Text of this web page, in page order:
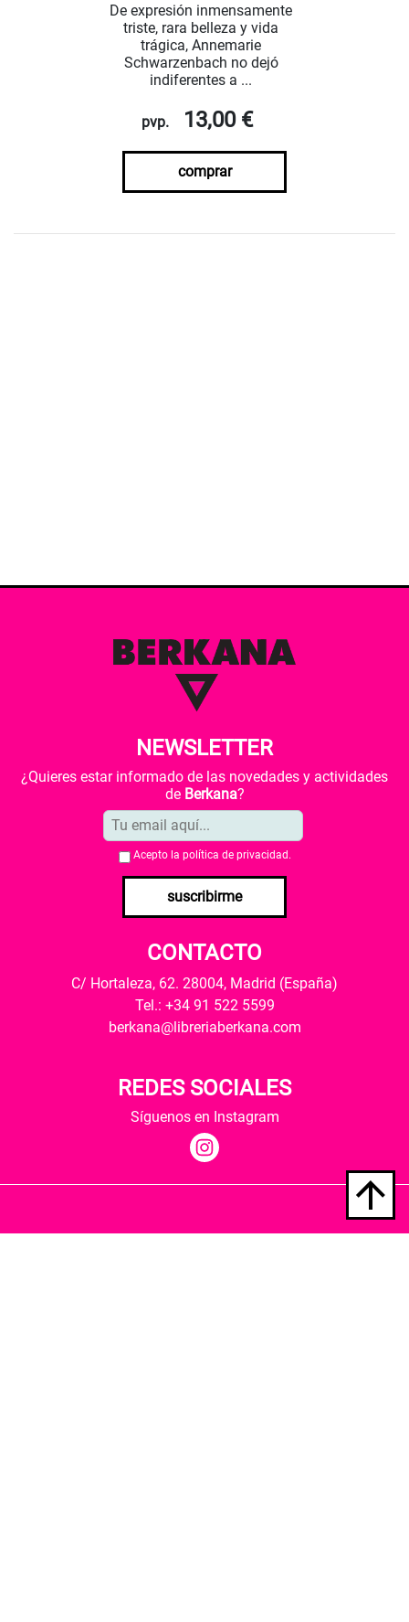
De expresión inmensamente
triste, rara belleza y vida
trágica, Annemarie
Schwarzenbach no dejó
indiferentes a ...
pvp. 13,00 €
comprar
NEWSLETTER
¿Quieres estar informado de las novedades y actividades
de Berkana?
Acepto la política de privacidad .
suscribirme
CONTACTO
C/ Hortaleza, 62. 28004, Madrid (España)
Tel.: +34 91 522 5599
berkana@libreriaberkana.com
REDES SOCIALES
Síguenos en Instagram